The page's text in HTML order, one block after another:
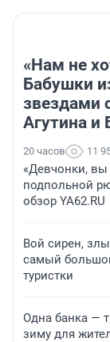
«Нам не
Бабушки
звездами
Агутина и
20 часов 11
«Девчонки, вы
подпольной
обзор YA62.RU
Вой сирен,
самый
туристки
Одна банка —
зиму для